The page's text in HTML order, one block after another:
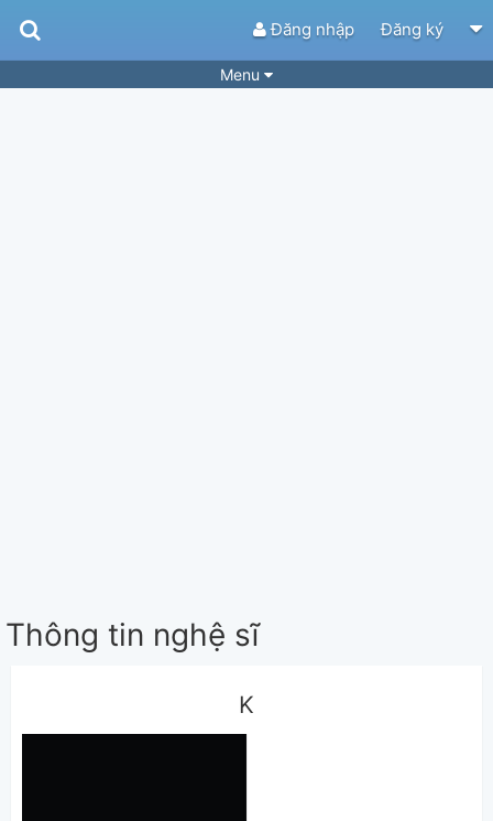
Đăng nhập Đăng ký
Menu
Thông tin nghệ sĩ
K